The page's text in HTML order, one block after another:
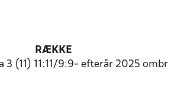
RÆKKE
3 (11) 11:11/9:9- efterår 2025 ombr